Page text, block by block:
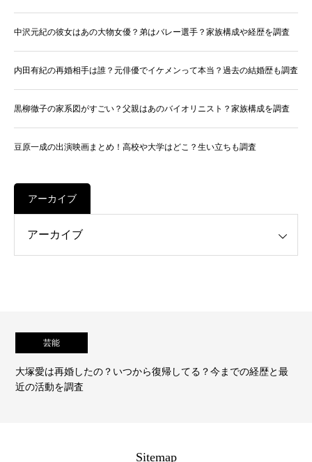
中沢元紀の彼女はあの大物女優？弟はバレー選手？家族構成や経歴を調査
内田有紀の再婚相手は誰？元俳優でイケメンって本当？過去の結婚歴も調査
黒柳徹子の家系図がすごい？父親はあのバイオリニスト？家族構成を調査
豆原一成の出演映画まとめ！高校や大学はどこ？生い立ちも調査
アーカイブ
と最
中沢元紀の彼女はあの大物女優？弟はバレー選手？家
経歴を調査
Sitemap